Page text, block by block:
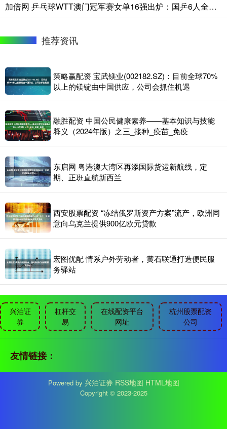
加倍网 乒乓球WTT澳门冠军赛女单16强出炉：国乒6人全胜，韩国遭全军覆没
推荐资讯
策略赢配资 宝武镁业(002182.SZ)：目前全球70%
以上的镁锭由中国供应，公司会抓住机遇
融胜配资 中国公民健康素养——基本知识与技能
释义（2024年版）之三_接种_疫苗_免疫
东启网 粤港澳大湾区再添国际货运新航线，定
期、正班直航新西兰
西安股票配资 “冻结俄罗斯资产方案”流产，欧洲同
意向乌克兰提供900亿欧元贷款
宏图优配 情系户外劳动者，黄石联通打造便民服
务驿站
兴泊证
券
杠杆交
易
在线配资平台
网址
杭州股票配资
公司
友情链接：
Powered by 兴泊证券 RSS地图 HTML地图
Copyright © 2023-2025